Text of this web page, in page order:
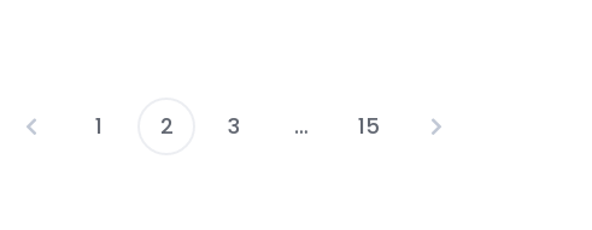
Pagination
1 2 3 … 15